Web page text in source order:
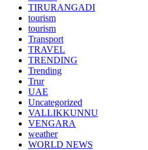
TIRURANGADI
tourism
tourism
Transport
TRAVEL
TRENDING
Trending
Trur
UAE
Uncategorized
VALLIKKUNNU
VENGARA
weather
WORLD NEWS